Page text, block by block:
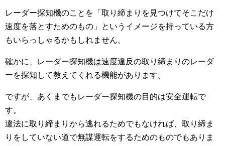
レーダー探知機のことを「取り締まりを見つけてそこだけ
速度を落とすためのもの」というイメージを持っている方
もいらっしゃるかもしれません。
確かに、レーダー探知機は速度違反の取り締まりのレーダ
ーを探知して教えてくれる機能があります。
ですが、あくまでもレーダー探知機の目的は安全運転で
す。
違法に取り締まりから逃れるためでもなければ、取り締ま
りをしていない道で無謀運転をするためのものでもありま